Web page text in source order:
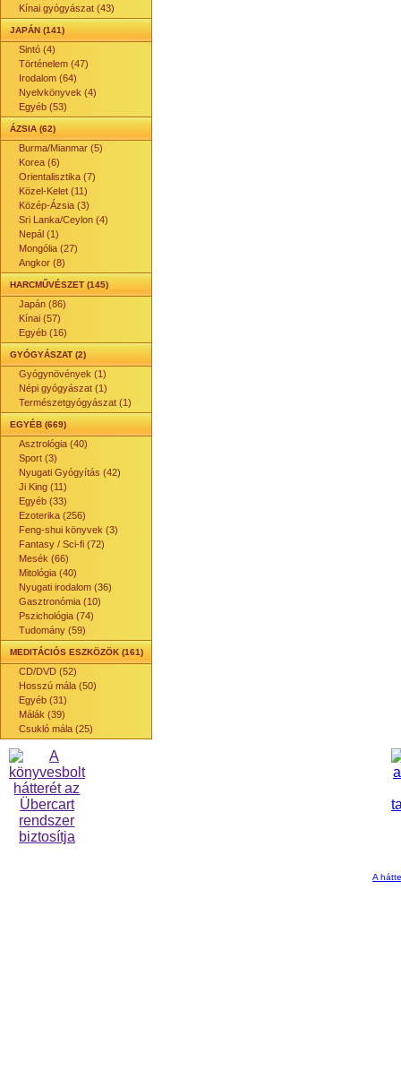
Kínai gyógyászat (43)
JAPÁN (141)
Sintó (4)
Történelem (47)
Irodalom (64)
Nyelvkönyvek (4)
Egyéb (53)
ÁZSIA (62)
Burma/Mianmar (5)
Korea (6)
Orientalisztika (7)
Közel-Kelet (11)
Közép-Ázsia (3)
Sri Lanka/Ceylon (4)
Nepál (1)
Mongólia (27)
Angkor (8)
HARCMŰVÉSZET (145)
Japán (86)
Kínai (57)
Egyéb (16)
GYÓGYÁSZAT (2)
Gyógynövények (1)
Népi gyógyászat (1)
Természetgyógyászat (1)
EGYÉB (669)
Asztrológia (40)
Sport (3)
Nyugati Gyógyítás (42)
Ji King (11)
Egyéb (33)
Ezoterika (256)
Feng-shui könyvek (3)
Fantasy / Sci-fi (72)
Mesék (66)
Mitológia (40)
Nyugati irodalom (36)
Gasztronómia (10)
Pszichológia (74)
Tudomány (59)
MEDITÁCIÓS ESZKÖZÖK (161)
CD/DVD (52)
Hosszú mála (50)
Egyéb (31)
Málák (39)
Csukló mála (25)
A